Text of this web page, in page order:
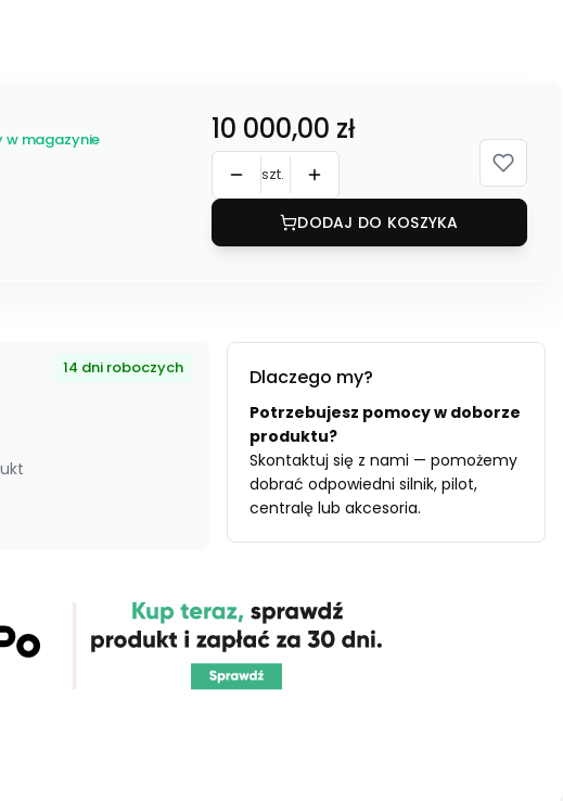
w magazynie Cena
10 000,00 zł
szt.
DODAJ DO KOSZYKA
14 dni roboczych Dlaczego my?
Potrzebujesz pomocy w doborze
produktu?
Skontaktuj się z nami — pomożemy
dobrać odpowiedni silnik, pilot,
centralę lub akcesoria.